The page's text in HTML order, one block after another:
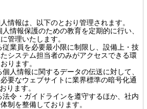
情報は、以下のとおり管理されます。
情報保護のための教育を定期的に行い、
管理いたします。
業員を必要最小限に制限し、設備上・技
システム担当者のみがアクセスできる環
ります。
人情報に関するデータの伝送に対して、
要なウェブサイトに業界標準の暗号化通
ります。
令・ガイドラインを遵守するほか、社内
制を整備しております。